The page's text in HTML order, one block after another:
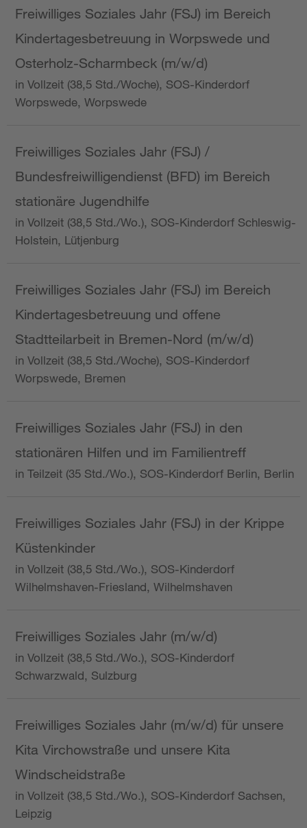
Freiwilliges Soziales Jahr (FSJ) im Bereich
Kindertagesbetreuung in Worpswede und
Osterholz-Scharmbeck (m/w/d)
in Vollzeit (38,5 Std./Woche), SOS-Kinderdorf
Worpswede, Worpswede
Freiwilliges Soziales Jahr (FSJ) /
Bundesfreiwilligendienst (BFD) im Bereich
stationäre Jugendhilfe
in Vollzeit (38,5 Std./Wo.), SOS-Kinderdorf Schleswig-
Holstein, Lütjenburg
Freiwilliges Soziales Jahr (FSJ) im Bereich
Kindertagesbetreuung und offene
Stadtteilarbeit in Bremen-Nord (m/w/d)
in Vollzeit (38,5 Std./Woche), SOS-Kinderdorf
Worpswede, Bremen
Freiwilliges Soziales Jahr (FSJ) in den
stationären Hilfen und im Familientreff
in Teilzeit (35 Std./Wo.), SOS-Kinderdorf Berlin, Berlin
Freiwilliges Soziales Jahr (FSJ) in der Krippe
Küstenkinder
in Vollzeit (38,5 Std./Wo.), SOS-Kinderdorf
Wilhelmshaven-Friesland, Wilhelmshaven
Freiwilliges Soziales Jahr (m/w/d)
in Vollzeit (38,5 Std./Wo.), SOS-Kinderdorf
Schwarzwald, Sulzburg
Freiwilliges Soziales Jahr (m/w/d) für unsere
Kita Virchowstraße und unsere Kita
Windscheidstraße
in Vollzeit (38,5 Std./Wo.), SOS-Kinderdorf Sachsen,
Leipzig